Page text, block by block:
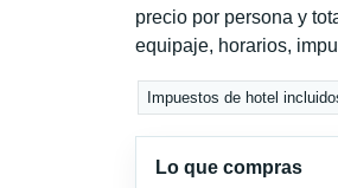
precio por persona y
equipaje, horarios,
Impuestos de hotel
Lo que compras